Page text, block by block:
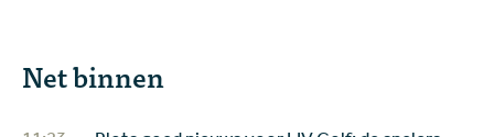
Net binnen